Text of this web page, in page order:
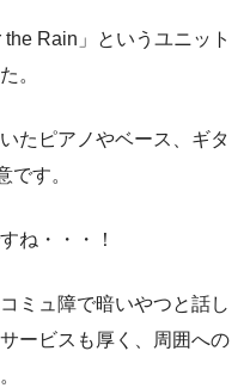
Rain」というユニット
。
たピアノやベース、ギタ
です。
ね・・・！
ミュ障で暗いやつと話し
ービスも厚く、周囲への